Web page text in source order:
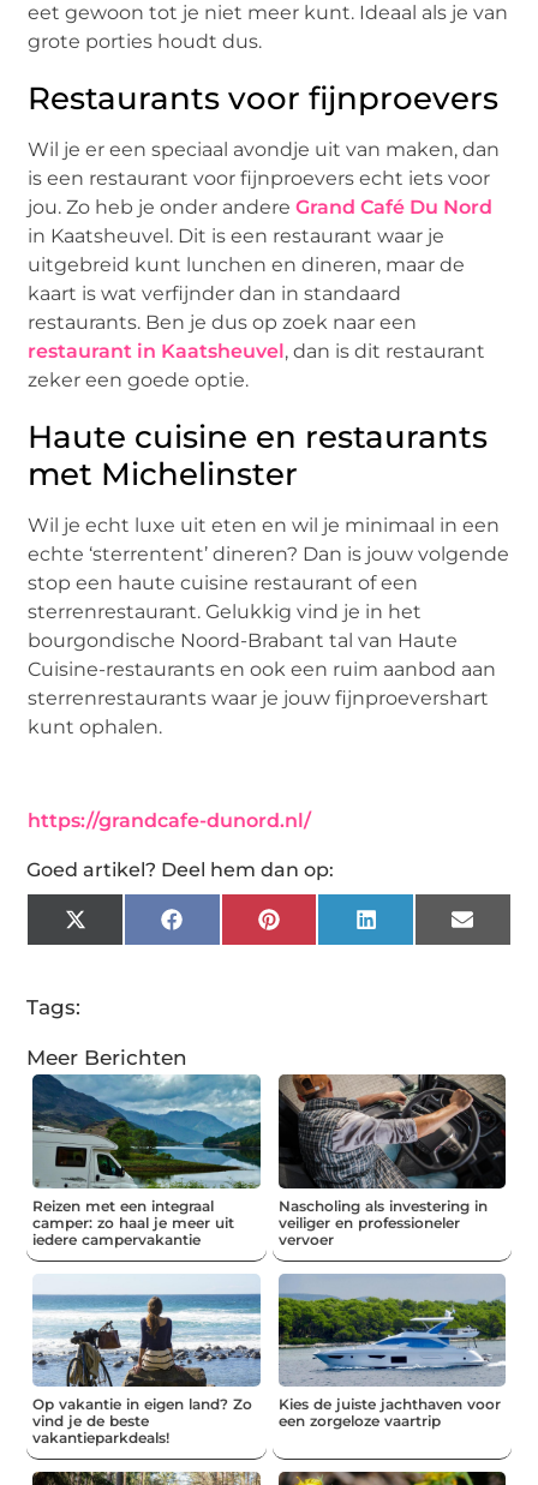
eet gewoon tot je niet meer kunt. Ideaal als je van
grote porties houdt dus.
Restaurants voor fijnproevers
Wil je er een speciaal avondje uit van maken, dan
is een restaurant voor fijnproevers echt iets voor
jou. Zo heb je onder andereGrand Café Du Nord
in Kaatsheuvel. Dit is een restaurant waar je
uitgebreid kunt lunchen en dineren, maar de
kaart is wat verfijnder dan in standaard
restaurants. Ben je dus op zoek naar een
restaurant in Kaatsheuvel, dan is dit restaurant
zeker een goede optie.
Haute cuisine en restaurants
met Michelinster
Wil je echt luxe uit eten en wil je minimaal in een
echte ‘sterrentent’ dineren? Dan is jouw volgende
stop een haute cuisine restaurant of een
sterrenrestaurant. Gelukkig vind je in het
bourgondische Noord-Brabant tal van Haute
Cuisine-restaurants en ook een ruim aanbod aan
sterrenrestaurants waar je jouw fijnproevershart
kunt ophalen.
https://grandcafe-dunord.nl/
Goed artikel? Deel hem dan op:
X
(Twitter)
FacebookPinterestLinkedInEmail
Tags:
Meer Berichten
Reizen met een integraal
camper: zo haal je meer uit
iedere campervakantie
Nascholing als investering in
veiliger en professioneler
vervoer
Op vakantie in eigen land? Zo
vind je de beste
vakantieparkdeals!
Kies de juiste jachthaven voor
een zorgeloze vaartrip